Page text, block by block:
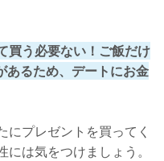
買う必要ない！ご飯だけ
るため、デートにお金
プレゼントを買ってく
は気をつけましょう。